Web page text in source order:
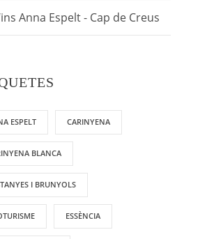
Anna Espelt - Cap de Creus
ESPELT CARINYENA
BLANCA
I BRUNYOLS
ESSÈNCIA